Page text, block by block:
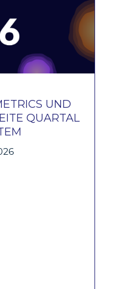
UND
QUARTAL